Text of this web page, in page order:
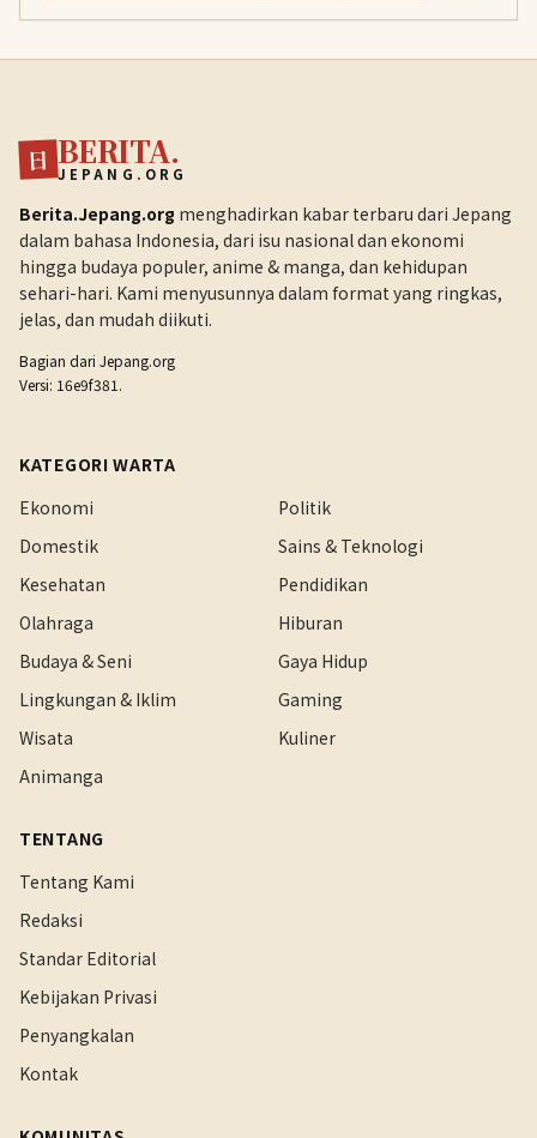
日 BERITA.
JEPANG.ORG
Berita.Jepang.org menghadirkan kabar terbaru dari Jepang
dalam bahasa Indonesia, dari isu nasional dan ekonomi
hingga budaya populer, anime & manga, dan kehidupan
sehari-hari. Kami menyusunnya dalam format yang ringkas,
jelas, dan mudah diikuti.
Bagian dari Jepang.org
Versi: 16e9f381.
KATEGORI WARTA
Ekonomi
Politik
Domestik
Sains & Teknologi
Kesehatan
Pendidikan
Olahraga
Hiburan
Budaya & Seni
Gaya Hidup
Lingkungan & Iklim
Gaming
Wisata
Kuliner
Animanga
TENTANG
Tentang Kami
Redaksi
Standar Editorial
Kebijakan Privasi
Penyangkalan
Kontak